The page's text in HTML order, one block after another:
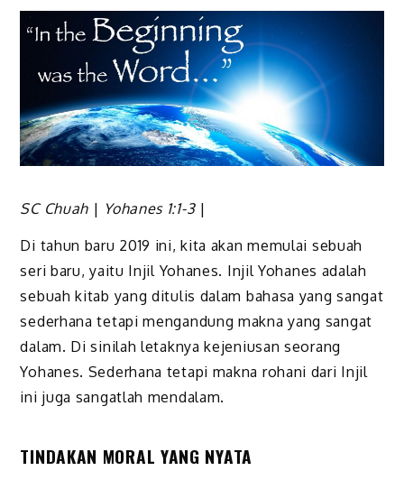
SC Chuah | Yohanes 1:1-3|
Di tahun baru 2019 ini, kita akan memulai sebuah
seri baru, yaitu Injil Yohanes. Injil Yohanes adalah
sebuah kitab yang ditulis dalam bahasa yang sangat
sederhana tetapi mengandung makna yang sangat
dalam. Di sinilah letaknya kejeniusan seorang
Yohanes. Sederhana tetapi makna rohani dari Injil
ini juga sangatlah mendalam.
TINDAKAN MORAL YANG NYATA